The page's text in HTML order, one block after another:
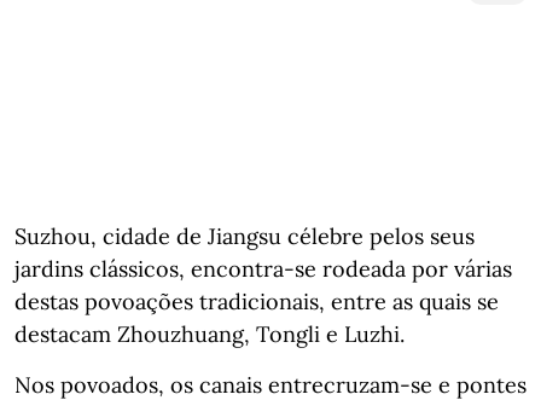
Suzhou, cidade de Jiangsu célebre pelos seus
jardins clássicos, encontra-se rodeada por várias
destas povoações tradicionais, entre as quais se
destacam Zhouzhuang, Tongli e Luzhi.
Nos povoados, os canais entrecruzam-se e pontes